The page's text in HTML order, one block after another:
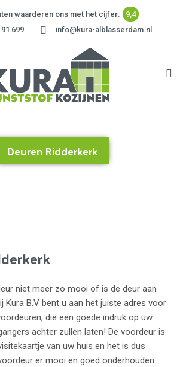
waarderen ons met het cijfer:
9,4
699
info@kura-alblasserdam.nl
Deuren Ridderkerk
niet meer zo mooi of is de deur aan
Kura B.V bent u aan het juiste adres voor
die een goede indruk op uw
achter zullen laten! De voordeur is
van uw huis en het is dus
er mooi en goed onderhouden